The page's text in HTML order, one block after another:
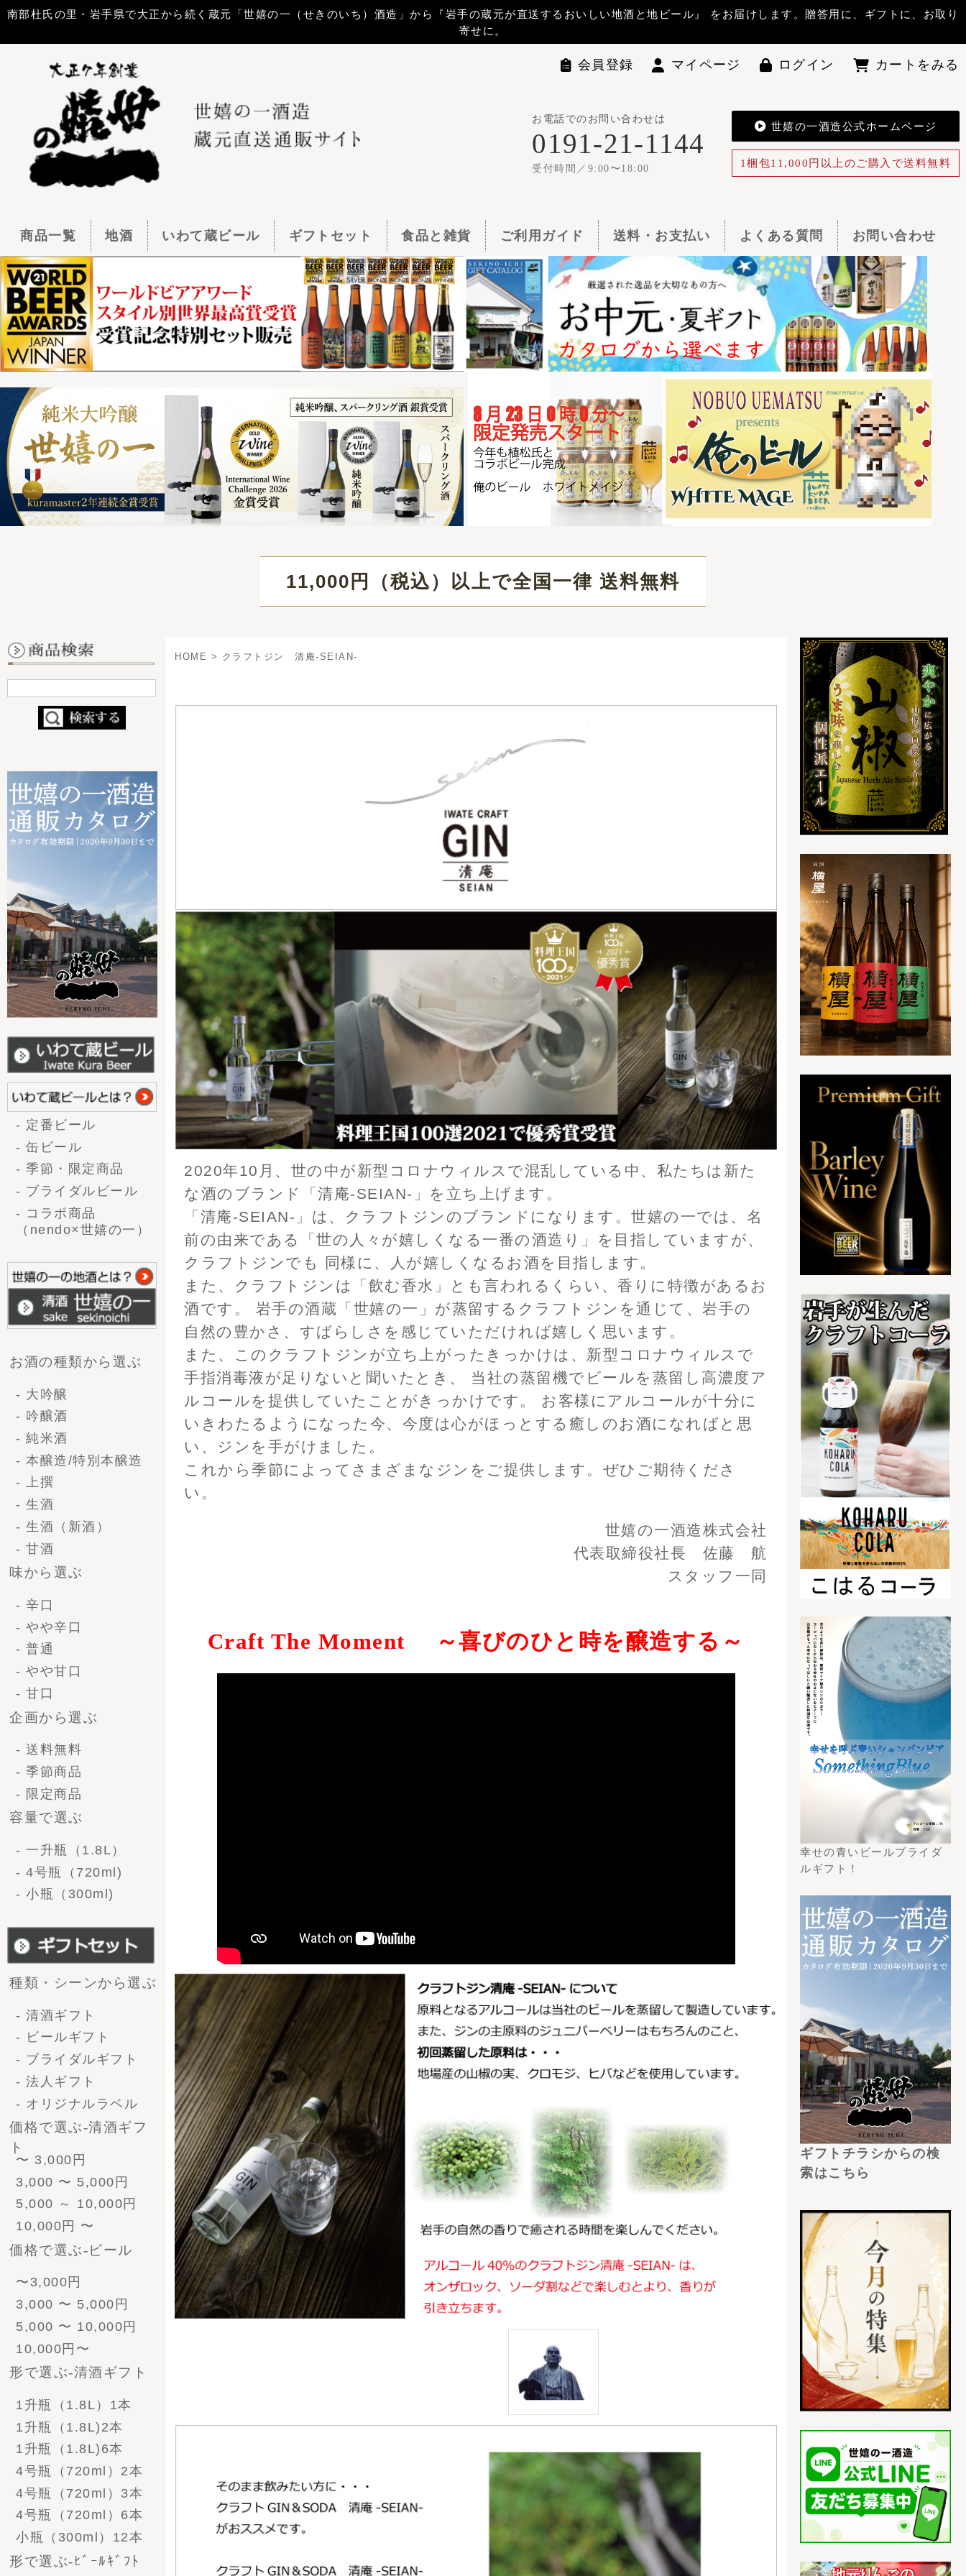
南部杜氏の里・岩手県で大正から続く蔵元「世嬉の一（せきのいち）酒造」から『岩手の蔵元が直送するおいしい地酒と地ビール』 をお届けします。贈答用に、ギフトに、お取り
0191-21-1144
1梱包11,000円以上のご購入で送料無料
商品一覧 地酒 いわて蔵ビール
11,000円（税込）以上で全国一律 送料無料
- 缶ビール
- 季節・限定商品
- ブライダルビール
- コラボ商品
（nendo×世嬉の一）
お酒の種類から選ぶ
- 大吟醸
- 吟醸酒
- 純米酒
- 本醸造/特別本醸造
- 上撰
- 生酒
- 生酒（新酒）
味から選ぶ
- やや辛口
- 普通
- やや甘口
- 甘口
- 送料無料
- 限定商品
容量で選ぶ
- 一升瓶（1.8L）
- 4号瓶（720ml)
種類・シーンから選ぶ
- 清酒ギフト
- ビールギフト
- ブライダルギフト
- オリジナルラベル
価格で選ぶ-清酒ギフ
〜 3,000円
3,000 〜 5,000円
5,000 ～ 10,000円
価格で選ぶ-ビール
〜3,000円
3,000 〜 5,000円
10,000円〜
形で選ぶ-清酒ギフト
1升瓶（1.8L）1本
1升瓶（1.8L)2本
1升瓶（1.8L)6本
4号瓶（720ml）3本
4号瓶（720ml）6本
形で選ぶ-ﾋﾞｰﾙｷﾞﾌﾄ
330ml 4本
330ml 6本
330ml 12本
330ml 24本
ﾋﾞｰﾙとｿｰｾｰｼﾞ
330ml 4本
330ml 6本
330ml 8本
330ml 12本
ﾋﾞｰﾙとｿｰｾｰｼﾞ
- 酒粕漬けセット
- その他食べ物
- 帆布商品
- グラス＆ジョッキ＆
お猪口
- その他雑貨
ご注文方法
お支払い方法
HOME> クラフトジン 清庵-SEIAN-
2020年10月、世の中が新型コロナウィルスで混乱している中、私たちは新た
な酒のブランド「清庵-SEIAN-」を立ち上げます。
「清庵-SEIAN-」は、クラフトジンのブランドになります。世嬉の一では、名
前の由来である「世の人々が嬉しくなる一番の酒造り」を目指していますが、
クラフトジンでも 同様に、人が嬉しくなるお酒を目指します。
また、クラフトジンは「飲む香水」とも言われるくらい、香りに特徴があるお
酒です。 岩手の酒蔵「世嬉の一」が蒸留するクラフトジンを通じて、岩手の
自然の豊かさ、すばらしさを感じていただければ嬉しく思います。
また、このクラフトジンが立ち上がったきっかけは、新型コロナウィルスで
手指消毒液が足りないと聞いたとき、 当社の蒸留機でビールを蒸留し高濃度ア
ルコールを提供していたことがきっかけです。 お客様にアルコールが十分に
いきわたるようになった今、今度は心がほっとする癒しのお酒になればと思
い、ジンを手がけました。
これから季節によってさまざまなジンをご提供します。ぜひご期待くださ
世嬉の一酒造株式会社
代表取締役社長 佐藤 航
スタッフ一同
Craft The Moment ～喜びのひと時を醸造する～
清庵-SEIAN-のブランド名に関して・・・
クラフトジン清庵-SEIAN-は、一関の偉人
「建部清庵（たけべせいあん）」 からいた
だいたブランド名です。
建部清庵は、一関市民だったら皆が知ってい
る偉人で、「一関に過ぎたるもの二つあ
り、 時の太鼓と建部清庵」といわれていま
す。江戸時代の蘭学者で医者でもある、 建
部清庵は、飢饉で亡くなる人を見て悲しみ、
では、飢饉に備えて食用となる樹木を植え、
食料を備蓄する方法を述べています。下巻で
は、具体的に草や木の葉を食べる方法、解毒
法、応急手当法などを述べています。
そしてジンは1660年代にオランダ発祥のお
酒で、もともと薬用酒でした。
ギフトチラシからの検